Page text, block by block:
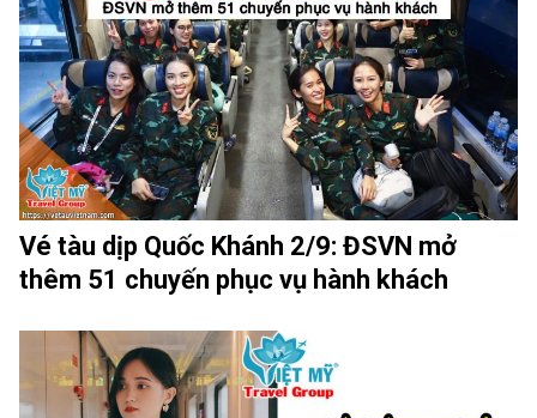
Vé tàu dịp Quốc Khánh 2/9: ĐSVN mở
thêm 51 chuyến phục vụ hành khách